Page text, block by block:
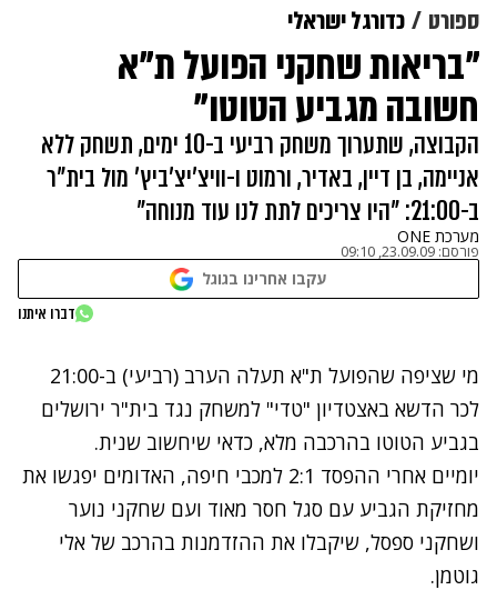
ספורט כדורגל ישראלי
"בריאות שחקני הפועל ת"א
חשובה מגביע הטוטו"
הקבוצה, שתערוך משחק רביעי ב-10 ימים, תשחק ללא
אניימה, בן דיין, באדיר, ורמוט ו-וויצ'יצ'ביץ' מול בית"ר
ב-21:00: "היו צריכים לתת לנו עוד מנוחה"
מערכת ONE
פורסם: 23.09.09, 09:10
עקבו אחרינו בגוגל
דברו איתנו
נתקלנו בבעיה
נסה שוב
מי שציפה שהפועל ת"א תעלה הערב (רביעי) ב-21:00
לכר הדשא באצטדיון "טדי" למשחק נגד בית"ר ירושלים
בגביע הטוטו בהרכבה מלא, כדאי שיחשוב שנית.
יומיים אחרי ההפסד 2:1 למכבי חיפה, האדומים יפגשו את
מחזיקת הגביע עם סגל חסר מאוד ועם שחקני נוער
ושחקני ספסל, שיקבלו את ההזדמנות בהרכב של אלי
גוטמן.